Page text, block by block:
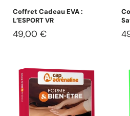
Coffret Cadeau EVA :
L’ESPORT VR
49,00 €